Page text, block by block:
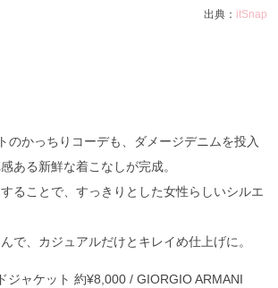
出典： itSnap
のかっちりコーデも、ダメージデニムを投入
ある新鮮な着こなしが完成。
ることで、すっきりとした女性らしいシルエ
で、カジュアルだけとキレイめ仕上げに。
ジャケット 約¥8,000 / GIORGIO ARMANI